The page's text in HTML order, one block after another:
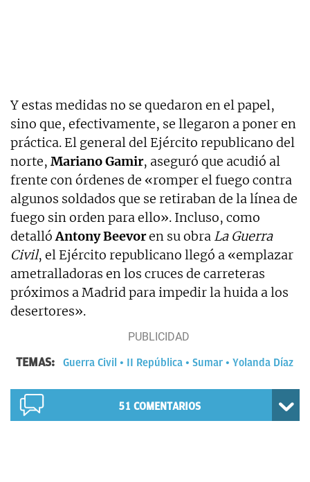
Y estas medidas no se quedaron en el papel,
sino que, efectivamente, se llegaron a poner en
práctica. El general del Ejército republicano del
norte, Mariano Gamir, aseguró que acudió al
frente con órdenes de «romper el fuego contra
algunos soldados que se retiraban de la línea de
fuego sin orden para ello». Incluso, como
detallóAntony Beevoren su obra La Guerra
Civil, el Ejército republicano llegó a «emplazar
ametralladoras en los cruces de carreteras
próximos a Madrid para impedir la huida a los
desertores».
TEMAS: Guerra Civil II República Sumar Yolanda Díaz
51 COMENTARIOS